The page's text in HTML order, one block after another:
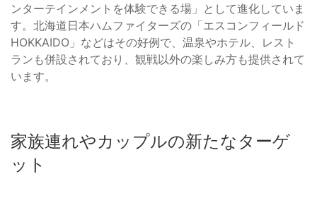
ンターテインメントを体験できる場」として進化していま
す。北海道日本ハムファイターズの「エスコンフィールド
HOKKAIDO」などはその好例で、温泉やホテル、レスト
ランも併設されており、観戦以外の楽しみ方も提供されて
います。
家族連れやカップルの新たなターゲ
ット